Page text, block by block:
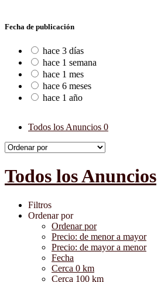
Fecha de publicación
hace 3 días
hace 1 semana
hace 1 mes
hace 6 meses
hace 1 año
Todos los Anuncios 0
Todos los Anuncios
Filtros
Ordenar por
Ordenar por
Precio: de menor a mayor
Precio: de mayor a menor
Fecha
Cerca 0 km
Cerca 100 km